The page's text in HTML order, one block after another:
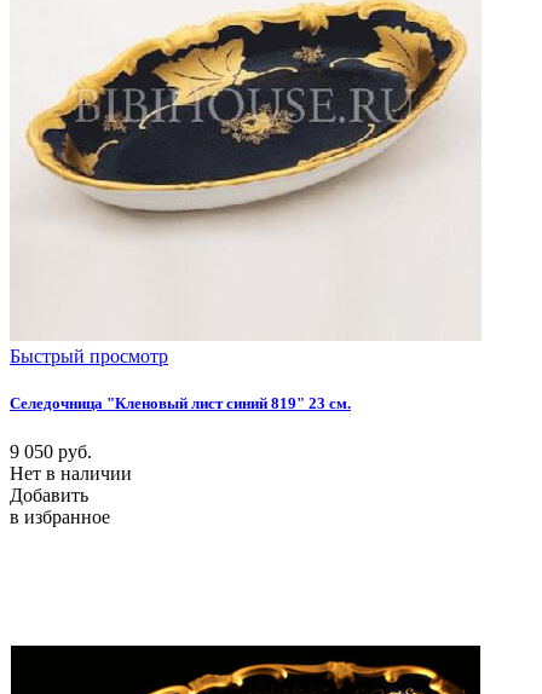
Быстрый просмотр
Селедочница "Кленовый лист синий 819" 23 см.
9 050 руб.
Нет в наличии
Добавить
в избранное